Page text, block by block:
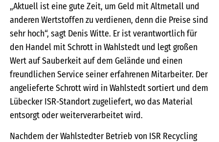
„Aktuell ist eine gute Zeit, um Geld mit Altmetall und
anderen Wertstoffen zu verdienen, denn die Preise sind
sehr hoch“, sagt Denis Witte. Er ist verantwortlich für
den Handel mit Schrott in Wahlstedt und legt großen
Wert auf Sauberkeit auf dem Gelände und einen
freundlichen Service seiner erfahrenen Mitarbeiter. Der
angelieferte Schrott wird in Wahlstedt sortiert und dem
Lübecker ISR-Standort zugeliefert, wo das Material
entsorgt oder weiterverarbeitet wird.
Nachdem der Wahlstedter Betrieb von ISR Recycling